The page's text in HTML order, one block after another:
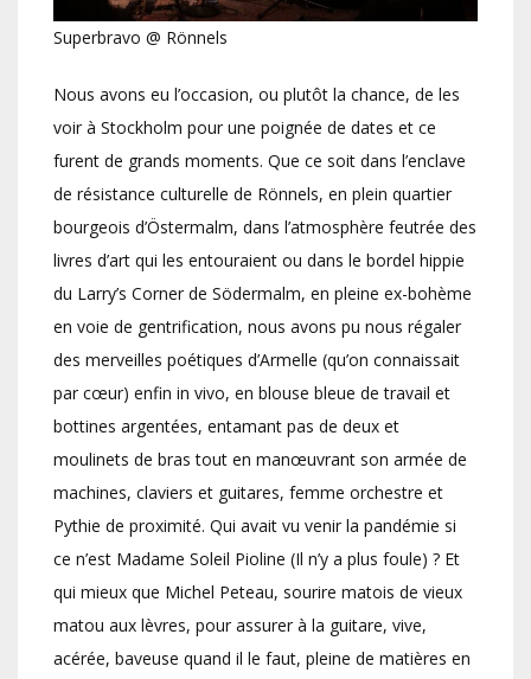
Superbravo @ Rönnels
Nous avons eu l’occasion, ou plutôt la chance, de les
voir à Stockholm pour une poignée de dates et ce
furent de grands moments. Que ce soit dans l’enclave
de résistance culturelle de Rönnels, en plein quartier
bourgeois d’Östermalm, dans l’atmosphère feutrée des
livres d’art qui les entouraient ou dans le bordel hippie
du Larry’s Corner de Södermalm, en pleine ex-bohème
en voie de gentrification, nous avons pu nous régaler
des merveilles poétiques d’Armelle (qu’on connaissait
par cœur) enfin in vivo, en blouse bleue de travail et
bottines argentées, entamant pas de deux et
moulinets de bras tout en manœuvrant son armée de
machines, claviers et guitares, femme orchestre et
Pythie de proximité. Qui avait vu venir la pandémie si
ce n’est Madame Soleil Pioline (Il n’y a plus foule) ? Et
qui mieux que Michel Peteau, sourire matois de vieux
matou aux lèvres, pour assurer à la guitare, vive,
acérée, baveuse quand il le faut, pleine de matières en